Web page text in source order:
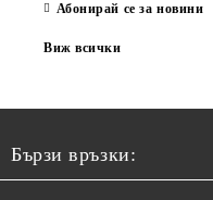
Абонирай се за новини
Виж всички
Бързи връзки: